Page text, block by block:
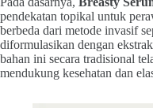
pendekatan topikal untuk
berbeda dari metode invasif
diformulasikan dengan
bahan ini secara tradisional
mendukung kesehatan dan